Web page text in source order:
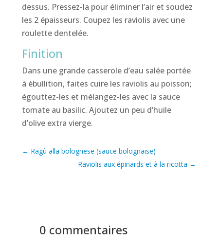
dessus. Pressez-la pour éliminer l’air et soudez
les 2 épaisseurs. Coupez les raviolis avec une
roulette dentelée.
Finition
Dans une grande casserole d’eau salée portée
à ébullition, faites cuire les raviolis au poisson;
égouttez-les et mélangez-les avec la sauce
tomate au basilic. Ajoutez un peu d’huile
d’olive extra vierge.
← Ragù alla bolognese (sauce bolognaise)
Raviolis aux épinards et à la ricotta →
0 commentaires